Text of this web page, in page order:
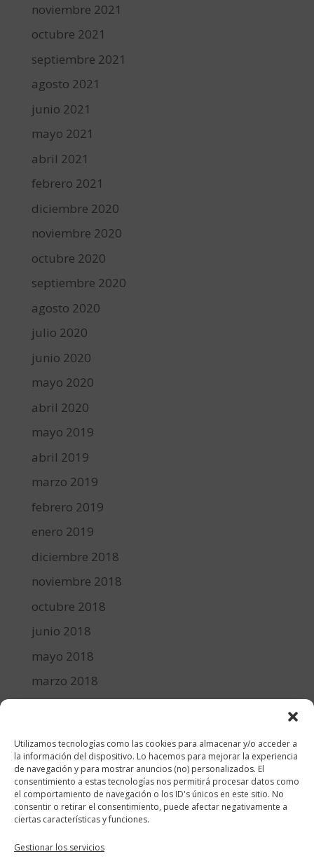
Utilizamos tecnologías como las cookies para almacenar y/o acceder a
la información del dispositivo. Lo hacemos para mejorar la experiencia
de navegación y para mostrar anuncios (no) personalizados. El
consentimiento a estas tecnologías nos permitirá procesar datos como
el comportamiento de navegación o los ID's únicos en este sitio. No
consentir o retirar el consentimiento, puede afectar negativamente a
ciertas características y funciones.
Gestionar los servicios
noviembre 2021
octubre 2021
septiembre 2021
agosto 2021
junio 2021
mayo 2021
abril 2021
febrero 2021
diciembre 2020
noviembre 2020
octubre 2020
septiembre 2020
agosto 2020
julio 2020
junio 2020
mayo 2020
abril 2020
mayo 2019
abril 2019
marzo 2019
febrero 2019
enero 2019
diciembre 2018
noviembre 2018
octubre 2018
junio 2018
mayo 2018
marzo 2018
diciembre 2017
Categorías
cocina y recetas
general